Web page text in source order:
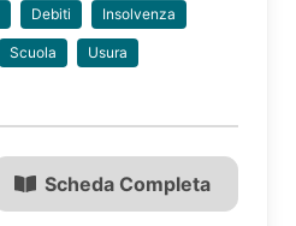
Debiti Insolvenza
Scuola Usura
Scheda Completa